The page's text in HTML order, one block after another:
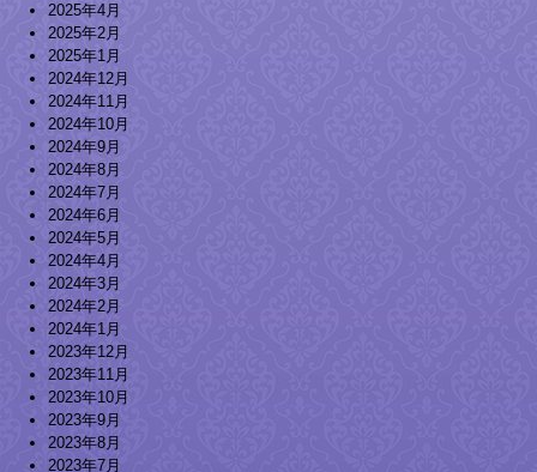
2025年4月
2025年2月
2025年1月
2024年12月
2024年11月
2024年10月
2024年9月
2024年8月
2024年7月
2024年6月
2024年5月
2024年4月
2024年3月
2024年2月
2024年1月
2023年12月
2023年11月
2023年10月
2023年9月
2023年8月
2023年7月